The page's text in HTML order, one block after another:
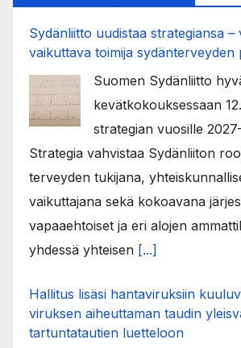
Sydänliitto uudistaa strategiansa –
vaikuttava toimija sydänterveyden
Suomen Sydänliitto
kevätkokouksessaan
strategian vuosille
Strategia vahvistaa Sydänliiton
terveyden tukijana,
vaikuttajana sekä kokoavana
vapaaehtoiset ja eri alojen
yhdessä yhteisen [...]
Hallitus lisäsi hantaviruksiin
viruksen aiheuttaman taudin
tartuntatautien luetteloon